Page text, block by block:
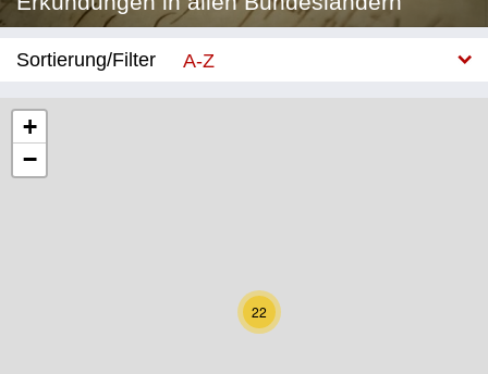
Sortierung/Filter
A-Z
Niederösterreich
Oberösterreich
22
+
−